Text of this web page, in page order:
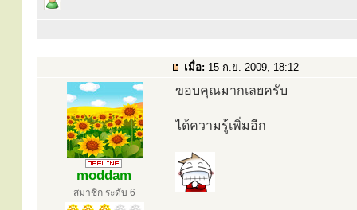
เมื่อ: 15 ก.ย. 2009, 18:12
moddam
สมาชิก ระดับ 6
ขอบคุณมากเลยครับ
ได้ความรู้เพิ่มอีก